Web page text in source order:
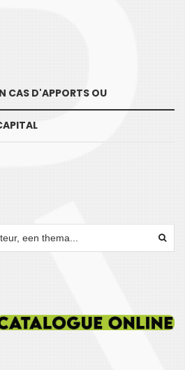
CAS D'APPORTS OU